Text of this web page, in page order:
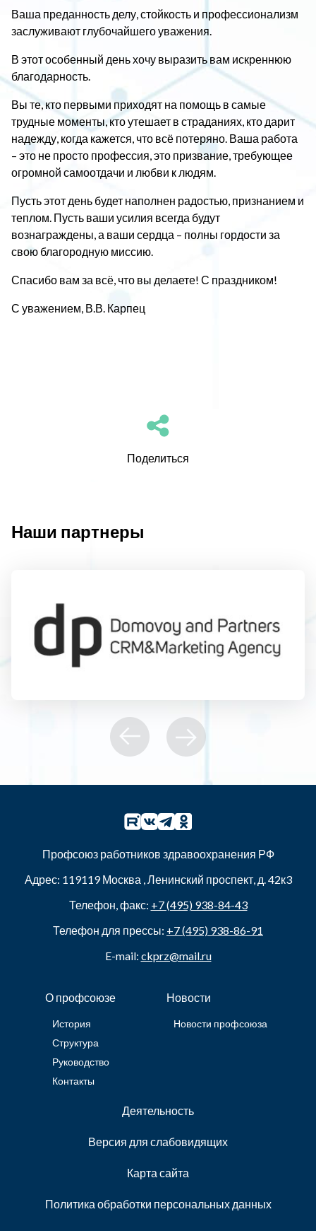
Ваша преданность делу, стойкость и профессионализм
заслуживают глубочайшего уважения.
В этот особенный день хочу выразить вам искреннюю
благодарность.
Вы те, кто первыми приходят на помощь в самые
трудные моменты, кто утешает в страданиях, кто дарит
надежду, когда кажется, что всё потеряно. Ваша работа
– это не просто профессия, это призвание, требующее
огромной самоотдачи и любви к людям.
Пусть этот день будет наполнен радостью, признанием и
теплом. Пусть ваши усилия всегда будут
вознаграждены, а ваши сердца – полны гордости за
свою благородную миссию.
Спасибо вам за всё, что вы делаете! С праздником!
С уважением, В.В. Карпец
Поделиться
Наши партнеры
Профсоюз работников здравоохранения РФ
Адрес: 119119Москва ,Ленинский проспект, д. 42к3
Телефон, факс: +7 (495) 938-84-43
Телефон для прессы: +7 (495) 938-86-91
E-mail: ckprz@mail.ru
О профсоюзе
История
Структура
Руководство
Контакты
Новости
Новости профсоюза
Деятельность
Версия для слабовидящих
Карта сайта
Политика обработки персональных данных